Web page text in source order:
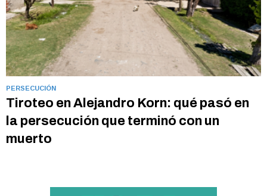
PERSECUCIÓN
Tiroteo en Alejandro Korn: qué pasó en
la persecución que terminó con un
muerto